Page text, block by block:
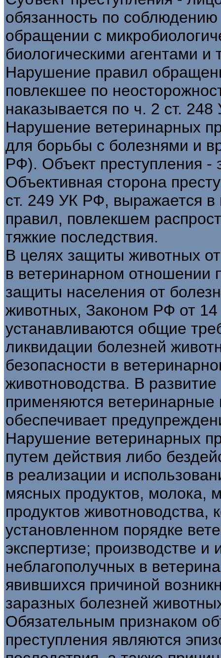
обязанность по
обращении с
биологическими агентами и
Нарушение правил
повлекшее по
наказывается по ч. 2 ст.
Нарушение ветеринарных
для борьбы с болезнями и
РФ). Объект преступления -
Объективная сторона
ст. 249 УК РФ, выражается
правил, повлекшем
тяжкие последствия.
В целях защиты животных
в ветеринарном отношении
защиты населения от
животных, Законом РФ от 14
устанавливаются общие
ликвидации болезней
безопасности в
животноводства. В
применяются
обеспечивает
Нарушение ветеринарных
путем действия либо
в реализации и
мясных продуктов, молока,
продуктов животноводства,
установленном порядке
экспертизе; производстве и
неблагополучных в
явившихся причиной
заразных болезней
Обязательным признаком
преступления являются